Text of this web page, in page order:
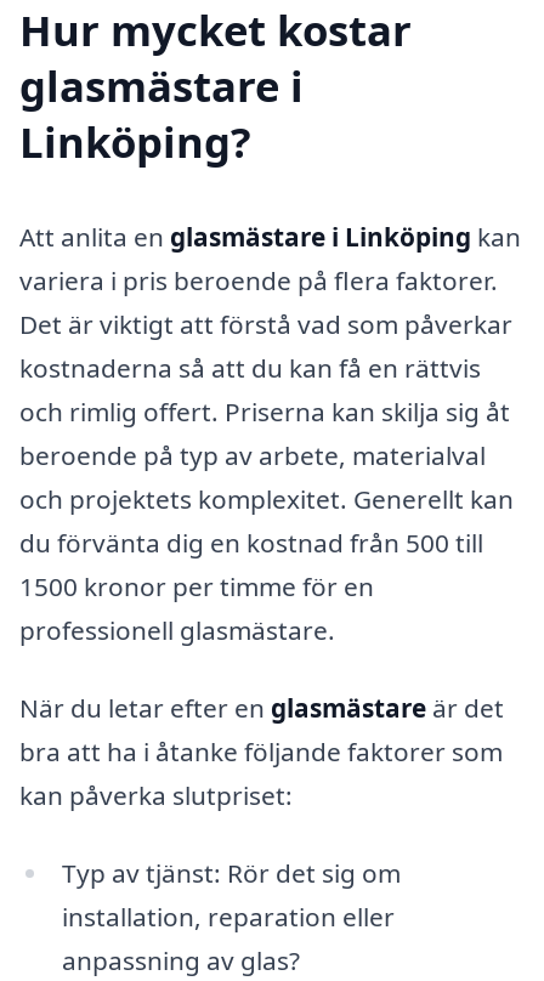
Hur mycket kostar
glasmästare i
Linköping?
Att anlita en glasmästare i Linköping kan
variera i pris beroende på flera faktorer.
Det är viktigt att förstå vad som påverkar
kostnaderna så att du kan få en rättvis
och rimlig offert. Priserna kan skilja sig åt
beroende på typ av arbete, materialval
och projektets komplexitet. Generellt kan
du förvänta dig en kostnad från 500 till
1500 kronor per timme för en
professionell glasmästare.
När du letar efter en glasmästare är det
bra att ha i åtanke följande faktorer som
kan påverka slutpriset:
Typ av tjänst: Rör det sig om
installation, reparation eller
anpassning av glas?